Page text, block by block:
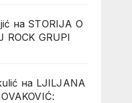
на STORIJA O
ROCK GRUPI
на LJILJANA